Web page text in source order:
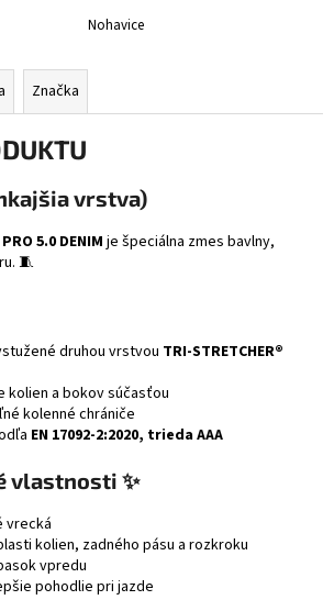
Nohavice
Značka
vrstva)
5.0 DENIM je špeciálna zmes bavlny,
🧵
druhou vrstvou TRI-STRETCHER®
kolien a bokov súčasťou
kolenné chrániče
EN 17092-2:2020, trieda AAA
vlastnosti ✨
vrecká
kolien, zadného pásu a rozkroku
vpredu
pohodlie pri jazde